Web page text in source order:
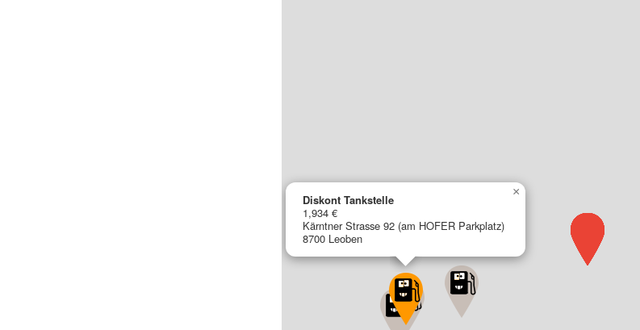
Diskont Tankstelle
1,934 €
Kärntner Strasse 92 (am HOFER Parkplatz)
8700 Leoben
×